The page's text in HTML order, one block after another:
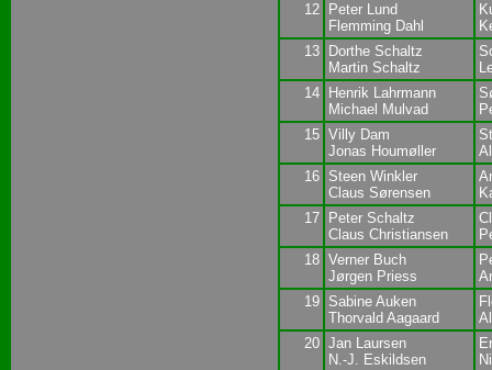
12
Peter Lund
Flemming Dahl
13
Dorthe Schaltz
Martin Schaltz
14
Henrik Lahrmann
Michael Mulvad
15 Villy Dam
Jonas Houmøller
16 Steen Winkler
Claus Sørensen
17
Peter Schaltz
Claus Christiansen
18 Verner Buch
Jørgen Priess
19 Sabine Auken
Thorvald Aagaard
20 Jan Laursen
N.-J. Eskildsen